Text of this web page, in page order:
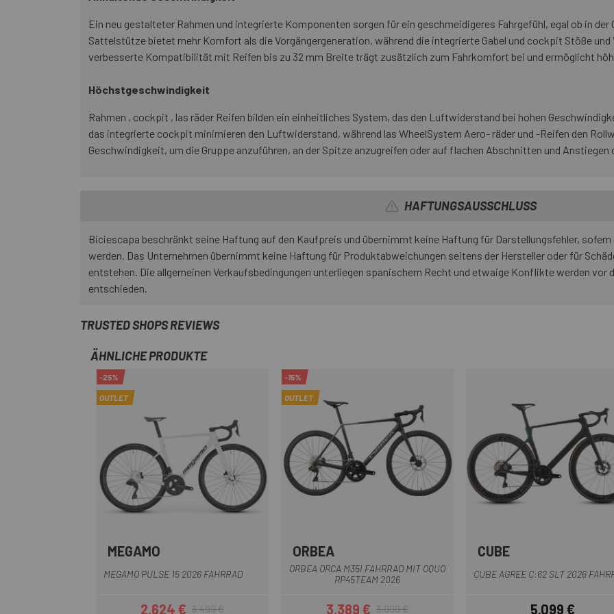
Ein neu gestalteter Rahmen und integrierte Komponenten sorgen für ein geschmeidigeres Fahrgefühl, egal ob in der
Sattelstütze bietet mehr Komfort als die Vorgängergeneration, während die integrierte Gabel und cockpit Stöße
verbesserte Kompatibilität mit Reifen bis zu 32 mm Breite trägt zusätzlich zum Fahrkomfort bei und ermöglicht
Höchstgeschwindigkeit
Rahmen , cockpit , las räder Reifen bilden ein einheitliches System, das den Luftwiderstand bei hohen
das integrierte cockpit minimieren den Luftwiderstand, während las WheelSystem Aero- räder und -Reifen den
Geschwindigkeit, um die Gruppe anzuführen, an der Spitze anzugreifen oder auf flachen Abschnitten und Anstiegen
HAFTUNGSAUSSCHLUSS
Biciescapa beschränkt seine Haftung auf den Kaufpreis und übernimmt keine Haftung für Darstellungsfehler,
werden. Das Unternehmen übernimmt keine Haftung für Produktabweichungen seitens der Hersteller oder für
entstehen. Die allgemeinen Verkaufsbedingungen unterliegen spanischem Recht und etwaige Konflikte werden vor
entschieden.
TRUSTED SHOPS REVIEWS
ÄHNLICHE PRODUKTE
Blau
-25%
OUTLET
MEGAMO
MEGAMO PULSE 15 2026 FAHRRAD
2.624 € 3.499 €
-15%
OUTLET
ORBEA
ORBEA ORCA M35I FAHRRAD MIT OQUO
RP45TEAM 2026
3.389 € 3.999 €
CUBE
CUBE AGREE C:62 SLT 2026
5.099 €